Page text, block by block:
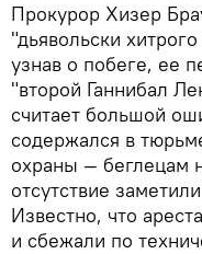
Прокурор Хизер
"дьявольски
узнав о побеге, ее
"второй Ганнибал
считает большой
содержался в
охраны — беглецам
отсутствие
Известно, что
и сбежали по